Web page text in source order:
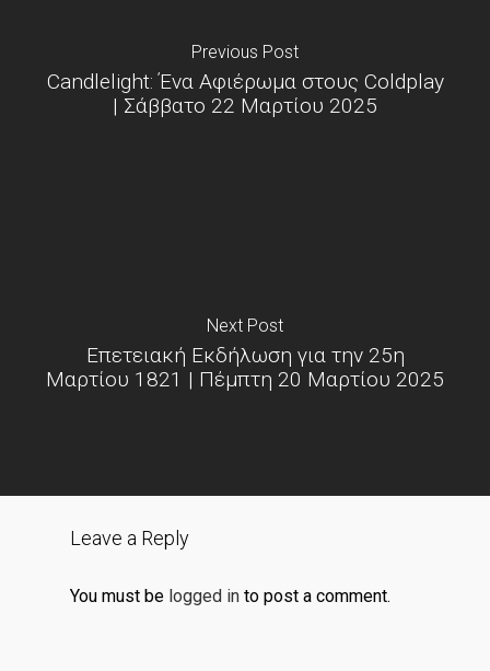
Previous Post
Candlelight: Ένα Αφιέρωμα στους Coldplay
| Σάββατο 22 Μαρτίου 2025
Next Post
Επετειακή Εκδήλωση για την 25η
Μαρτίου 1821 | Πέμπτη 20 Μαρτίου 2025
Leave a Reply
You must be logged in to post a comment.